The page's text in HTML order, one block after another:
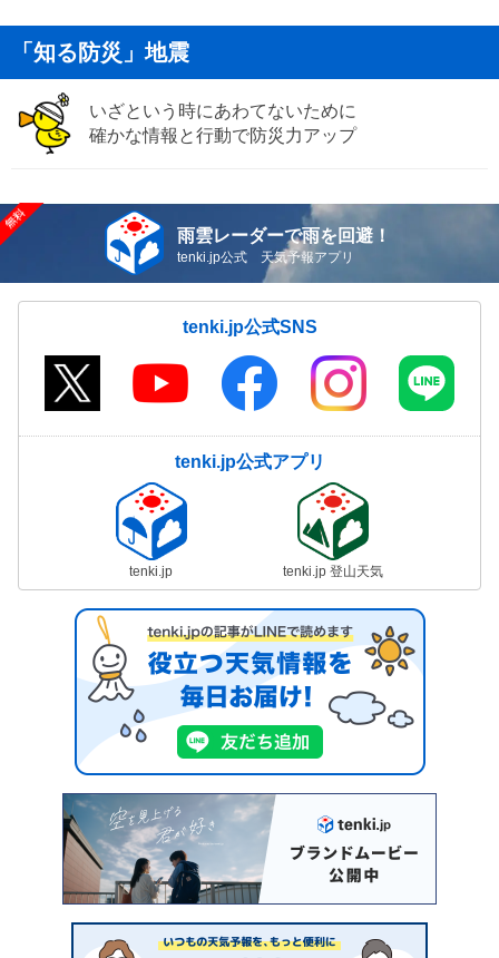
「知る防災」地震
いざという時にあわてないために
確かな情報と行動で防災力アップ
雨雲レーダーで雨を回避！
tenki.jp公式 天気予報アプリ
tenki.jp公式SNS
tenki.jp公式アプリ
tenki.jp tenki.jp 登山天気